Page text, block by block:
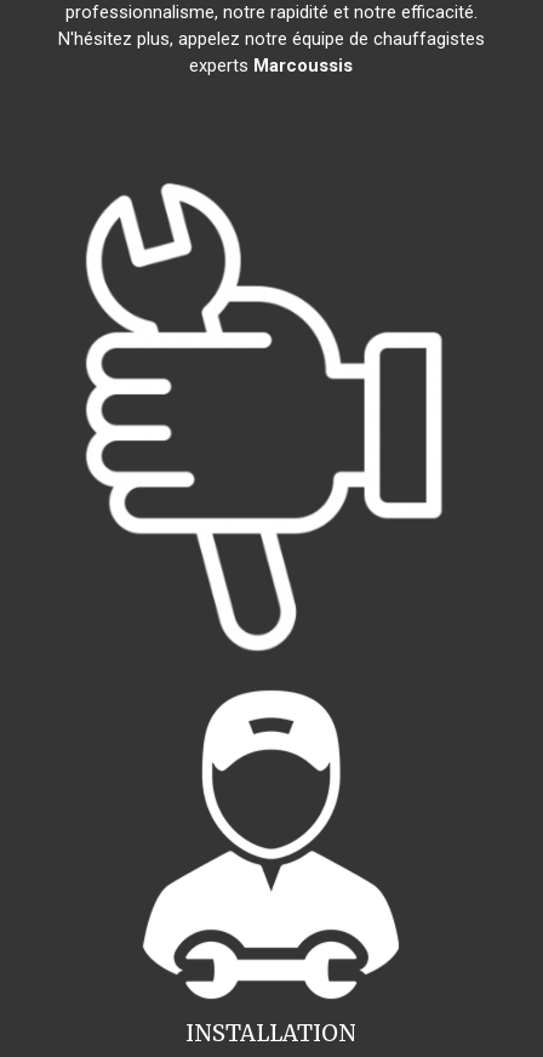
professionnalisme, notre rapidité et notre efficacité.
N'hésitez plus, appelez notre équipe de chauffagistes
experts Marcoussis
INSTALLATION